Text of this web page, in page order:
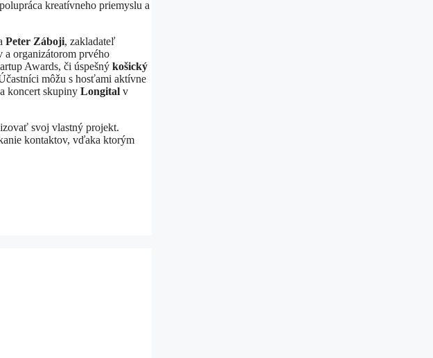
kreatívneho priemyslu a
Peter Záboji, zakladateľ
a organizátorom prvého
Awards, či úspešný košický
môžu s hosťami aktívne
koncert skupiny Longital v
svoj vlastný projekt.
kontaktov, vďaka ktorým